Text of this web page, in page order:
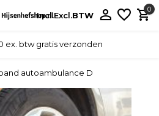
Incl.Excl.BTW
0
ex. btw gratis verzonden
autoambulance D